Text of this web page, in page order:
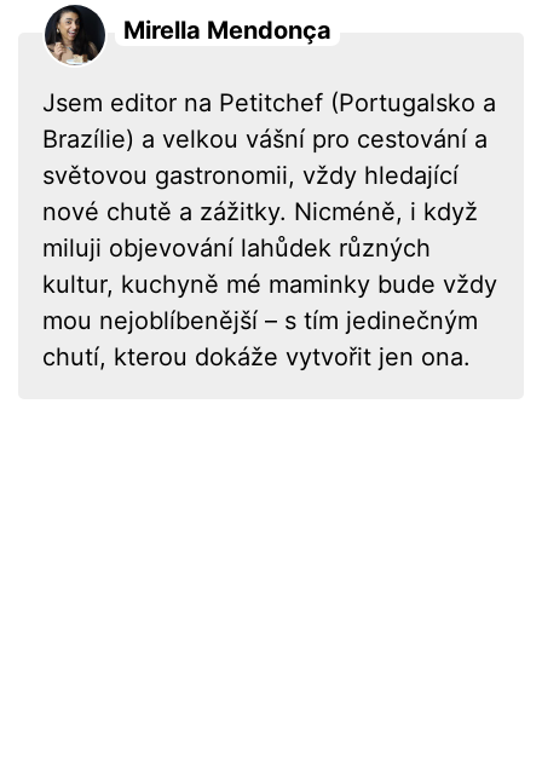
Mirella Mendonça
Jsem editor na Petitchef (Portugalsko a
Brazílie) a velkou vášní pro cestování a
světovou gastronomii, vždy hledající
nové chutě a zážitky. Nicméně, i když
miluji objevování lahůdek různých
kultur, kuchyně mé maminky bude vždy
mou nejoblíbenější – s tím jedinečným
chutí, kterou dokáže vytvořit jen ona.